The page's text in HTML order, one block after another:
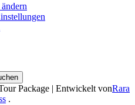
Package | Entwickelt vonRara
.